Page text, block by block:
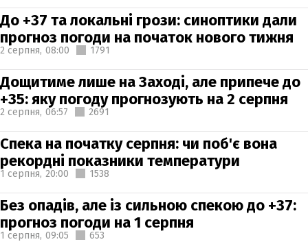
До +37 та локальні грози: синоптики дали
прогноз погоди на початок нового тижня
2 серпня, 08:00 1791
Дощитиме лише на Заході, але припече до
+35: яку погоду прогнозують на 2 серпня
2 серпня, 06:57 2691
Спека на початку серпня: чи поб'є вона
рекордні показники температури
1 серпня, 20:00 1538
Без опадів, але із сильною спекою до +37:
прогноз погоди на 1 серпня
1 серпня, 09:05 653